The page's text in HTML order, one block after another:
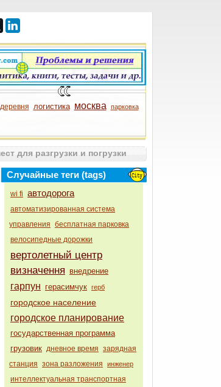
деревня логистика москва парковка
для разгрузки и погрузки
Случайные теги (tags)
wi fi автодорога
автоматизированная система
управления бесплатная парковка
велосипедные дорожки
вертолетный центр
визначення внедрение
гарпун герасимчук герб
городское население
городское планирование
государственная программа
грузовик дневное время зарядная
станция зона разложения инженер
интеллектуальная транспортная